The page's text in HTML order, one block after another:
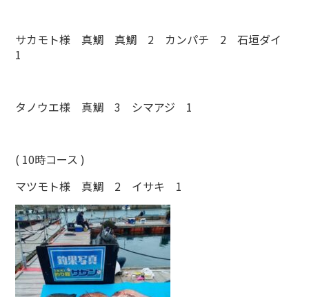
サカモト様 真鯛 真鯛 2 カンパチ 2 石垣ダイ
1
タノウエ様 真鯛 3 シマアジ 1
( 10時コース )
マツモト様 真鯛 2 イサキ 1